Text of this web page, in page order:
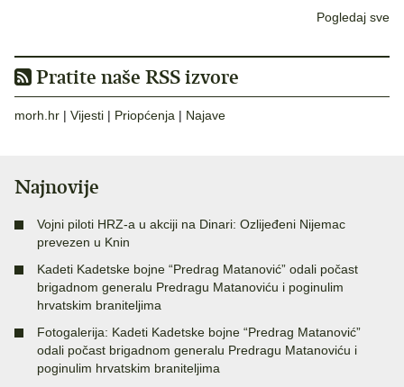
Pogledaj sve
Pratite naše RSS izvore
morh.hr | Vijesti | Priopćenja | Najave
Najnovije
Vojni piloti HRZ-a u akciji na Dinari: Ozlijeđeni Nijemac
prevezen u Knin
Kadeti Kadetske bojne “Predrag Matanović” odali počast
brigadnom generalu Predragu Matanoviću i poginulim
hrvatskim braniteljima
Fotogalerija: Kadeti Kadetske bojne “Predrag Matanović”
odali počast brigadnom generalu Predragu Matanoviću i
poginulim hrvatskim braniteljima